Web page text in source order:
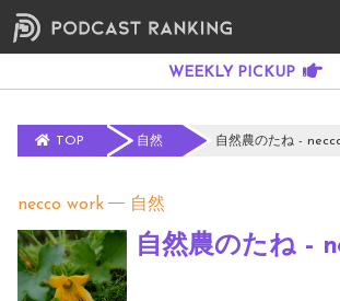
TOP 自然 自然農のたね -
necco work 自然
自然農のたね -